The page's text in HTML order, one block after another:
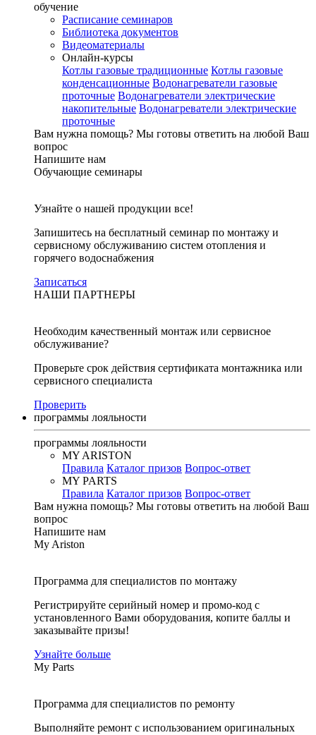
обучение
Расписание семинаров
Библиотека документов
Видеоматериалы
Онлайн-курсы
Котлы газовые традиционные Котлы газовые
конденсационные Водонагреватели газовые
проточные Водонагреватели электрические
накопительные Водонагреватели электрические
проточные
Вам нужна помощь? Мы готовы ответить на любой Ваш
вопрос
Напишите нам
Обучающие семинары
Узнайте о нашей продукции все!
Запишитесь на бесплатный семинар по монтажу и
сервисному обслуживанию систем отопления и
горячего водоснабжения
Записаться
НАШИ ПАРТНЕРЫ
Необходим качественный монтаж или сервисное
обслуживание?
Проверьте срок действия сертификата монтажника или
сервисного специалиста
Проверить
программы лояльности
программы лояльности
MY ARISTON
Правила Каталог призов Вопрос-ответ
MY PARTS
Правила Каталог призов Вопрос-ответ
Вам нужна помощь? Мы готовы ответить на любой Ваш
вопрос
Напишите нам
My Ariston
Программа для специалистов по монтажу
Регистрируйте серийный номер и промо-код с
установленного Вами оборудования, копите баллы и
заказывайте призы!
Узнайте больше
My Parts
Программа для специалистов по ремонту
Выполняйте ремонт с использованием оригинальных